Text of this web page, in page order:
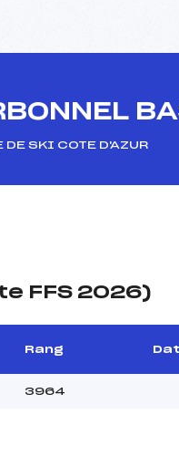
DE SKI COTE D'AZUR
FFS 2026)
Rang
3964